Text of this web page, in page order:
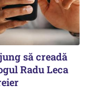
să creadă
Radu Leca